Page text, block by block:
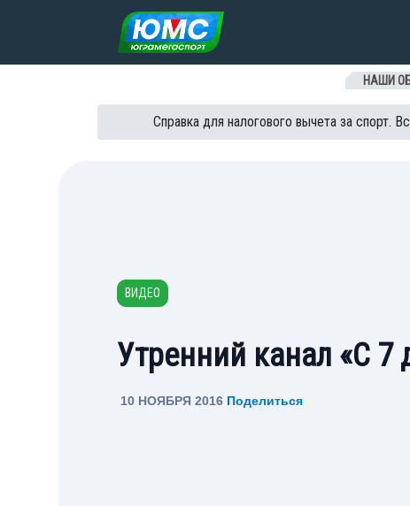
Перейти к содержанию
НАШИ
Справка для налогового вычета за спорт.
ВИДЕО
Утренний канал «С 7
10 НОЯБРЯ 2016 Поделиться